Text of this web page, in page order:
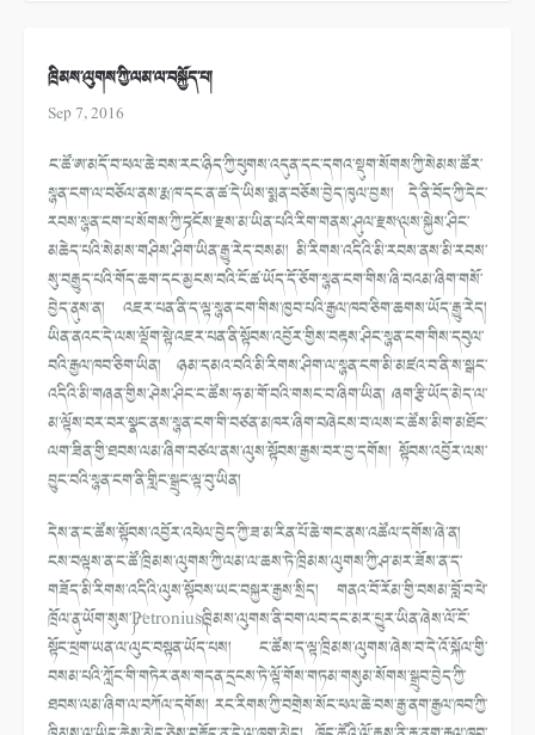
ཁྲིམས་ལུགས་ཀྱི་ལམ་ལ་བསྐྱོད་པ།
Sep 7, 2016
ང་ཚོ་ཨ་མདོ་བ་ཕལ་ཆེ་བས་རང་ཉིད་ཀྱི་ཕུགས་འདུན་དང་དགའ་སྡུག་སོགས་ཀྱི་སེམས་ཚོར་
སྙན་ངག་ལ་བཅོལ་ནས་རྨ་ཁ་དང་ན་ཚ་དེ་ཡིས་སྨན་བཅོས་བྱེད་ཁུལ་བྱས། དེ་ནི་བོད་ཀྱི་དེང་
རབས་སྙན་ངག་པ་སོགས་ཀྱི་༼དངོས་རྫས་མ་ཡིན་པའི་རིག་གནས་ཤུལ་རྫས་༽ལས་སྐྱེས་ཤིང་
མཆེད་པའི་སེམས་གཤིས་ཤིག་ཡིན་རྒྱུ་རེད་བསམ། མི་རིགས་འདིའི་མི་རབས་ནས་མི་རབས་
སུ་བརྒྱུད་པའི་གོད་ཆག་དང་མྱངས་བའི་ངོ་ཚ་ཡོད་དོ་ཅོག་སྙན་ངག་གིས་ཞི་བའམ་ཞིག་གསོ་
བྱེད་ནུས་ན། འཇར་པན་ནི་ད་ལྟ་སྙན་ངག་གིས་ཁྱབ་པའི་རྒྱལ་ཁབ་ཅིག་ཆགས་ཡོད་རྒྱུ་རེད།
ཡིན་ནའང་དེ་ལས་ལྡོག་སྟེ་འཇར་པན་ནི་སྟོབས་འབྱོར་གྱིས་བརྟས་ཤིང་སྙན་ངག་གིས་དབུལ་
བའི་རྒྱལ་ཁབ་ཅིག་ཡིན། ཉམ་དམའ་བའི་མི་རིགས་ཤིག་ལ་སྙན་ངག་མི་མཛའ་བ་ནི་ས་སྒང་
འདིའི་མི་གཞན་གྱིས་ཤེས་ཤིང་ང་ཚོས་ཧ་མ་གོ་བའི་གསང་བ་ཞིག་ཡིན། ཞག་རྩི་ཡོད་མེད་ལ་
མ་ལྟོས་བར་བར་སྣང་ནས་སྙན་ངག་གི་བཙན་མཁར་ཞིག་བཞེངས་བ་ལས་ང་ཚོས་མིག་མཐོང་
ལག་ཟིན་གྱི་ཐབས་ལམ་ཞིག་བཙལ་ནས་ལུས་སྟོབས་རྒྱས་བར་བྱ་དགོས། སྟོབས་འབྱོར་ལས་
བྱུང་བའི་སྙན་ངག་ནི་གླིང་སྒྲུང་ལྟ་བུ་ཡིན།
དེས་ན་ང་ཚོས་སྟོབས་འབྱོར་འཕེལ་བྱེད་ཀྱི་ཟ་མ་རིན་པོ་ཆེ་གང་ནས་འཚོལ་དགོས་ཞེ་ན།
ངས་བལྟས་ན་ང་ཚོ་ཁྲིམས་ལུགས་ཀྱི་ལམ་ལ་ཆས་ཏེ་ཁྲིམས་ལུགས་ཀྱི་ཤ་མར་ཟོས་ན་ད་
གཟོད་མི་རིགས་འདིའི་ལུས་སྟོབས་ཡང་བསྐྱར་རྒྱས་སྲིད། གནའ་བོ་རོམ་གྱི་བསམ་བློ་བ་ཕེ་
ཁྲོལ་ནུ་ཡོག་སུས་༼Petronius༽ཁྲིམས་ལུགས་ནི་བག་ལབ་དང་མར་ཕྱུར་ཡིན་ཞེས་ལོ་ངོ་
སྟོང་ཕྲག་ཡན་ལ་ལུང་བསྟན་ཡོད་པས། ང་ཚོས་ད་ལྟ་ཁྲིམས་ལུགས་ཞེས་བ་དེ་འོ་སྐོལ་གྱི་
བསམ་པའི་ཀློང་གི་གཏེར་ནས་གདན་དྲངས་ཏེ་ལྟོ་གོས་གཏམ་གསུམ་སོགས་སྒྲུབ་བྱེད་ཀྱི་
ཐབས་ལམ་ཞིག་ལ་བཀོལ་དགོས། རང་རིགས་ཀྱི་བགྲེས་སོང་ཕལ་ཆེ་བས་རྒྱ་ནག་རྒྱལ་ཁབ་ཀྱི་